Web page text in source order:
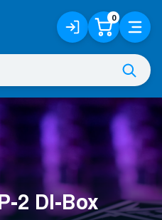
Anmelden
/
Registrieren
0 Menü
2 DI-Box